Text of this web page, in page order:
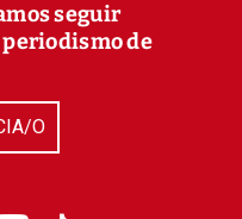
seguir
de
O